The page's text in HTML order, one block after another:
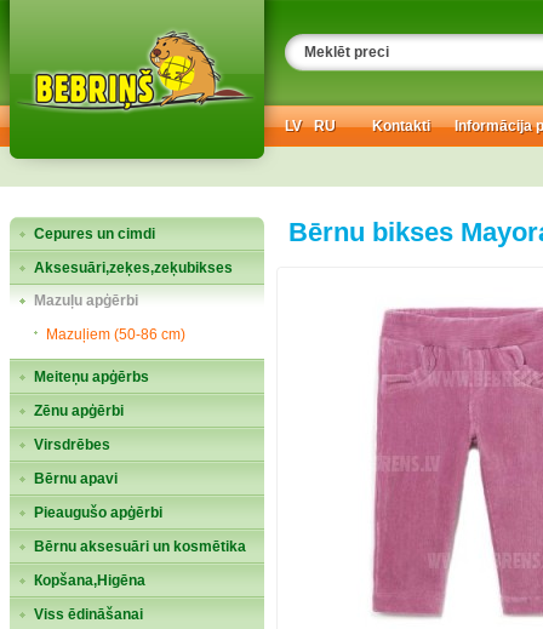
LV RU Informācija
Kontakti
Cepures un cimdi
Aksesuāri,zeķes,zeķubikses
Mazuļu apģērbi
Mazuļiem (50-86 cm)
Meiteņu apģērbs
Zēnu apģērbi
Virsdrēbes
Bērnu apavi
Pieaugušo apģērbi
Bērnu aksesuāri un kosmētika
Кopšana,Higēna
Viss ēdināšanai
Bērnu bikses